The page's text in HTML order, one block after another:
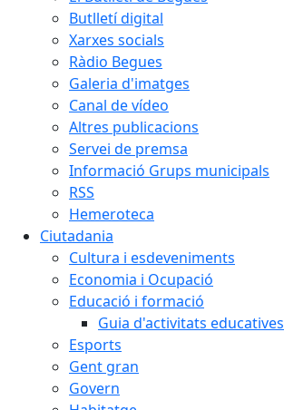
Butlletí digital
Xarxes socials
Ràdio Begues
Galeria d'imatges
Canal de vídeo
Altres publicacions
Servei de premsa
Informació Grups municipals
RSS
Hemeroteca
Ciutadania
Cultura i esdeveniments
Economia i Ocupació
Educació i formació
Guia d'activitats educatives
Esports
Gent gran
Govern